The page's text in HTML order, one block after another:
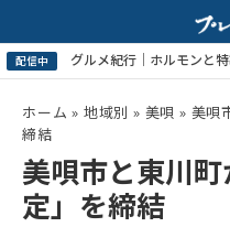
ホーム » 地域別 » 美唄 » 美唄
締結
美唄市と東川
定」を締結